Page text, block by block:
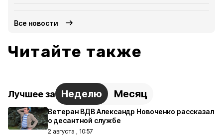
Все новости
Читайте также
Лучшее за Неделю Месяц
Ветеран ВДВ Александр Новоченко рассказал
о десантной службе
2 августа , 10:57